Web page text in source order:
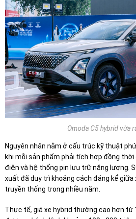
Omoda C5 hybrid vừa
Nguyên nhân nằm ở cấu trúc kỹ thuật
khi mỗi sản phẩm phải tích hợp đồng
điện và hệ thống pin lưu trữ năng lượng.
xuất đã duy trì khoảng cách đáng kể giữa
truyền thống trong nhiều năm.
Thực tế, giá xe hybrid thường cao hơn từ